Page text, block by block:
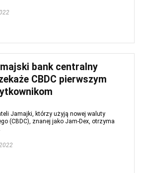
bank centralny
CBDC pierwszym
Jamajki, którzy użyją nowej waluty
(CBDC), znanej jako Jam-Dex, otrzyma